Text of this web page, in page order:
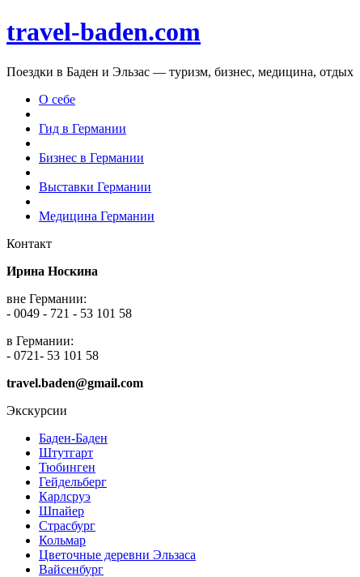
travel-baden.com
Поездки в Баден и Эльзас — туризм, бизнес, медицина, отдых
О себе
Гид в Германии
Бизнес в Германии
Выставки Германии
Медицина Германии
Контакт
Ирина Носкина
вне Германии:
- 0049 - 721 - 53 101 58
в Германии:
- 0721- 53 101 58
travel.baden@gmail.com
Экскурсии
Баден-Баден
Штутгарт
Тюбинген
Гейдельберг
Карлсруэ
Шпайер
Страсбург
Кольмар
Цветочные деревни Эльзаса
Вайсенбург